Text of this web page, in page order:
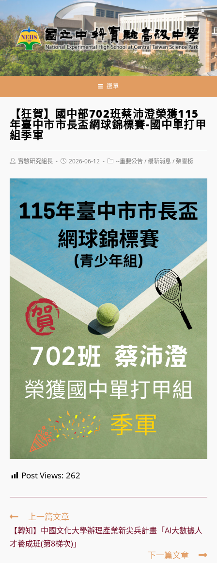
轉
至
主
要
內
選單
【狂賀】國中部702班蔡沛澄榮獲115
年臺中市市長盃網球錦標賽-國中單打甲
組季軍
Post實驗研究組長
Post2026-06-12
Post--重要公告/最新消息 /榮譽榜
Post Views: 262
Read
more
articles
上一篇文章
【轉知】中國文化大學辦理產業新尖兵計畫「AI大數據人
才養成班(第8梯次)」
下一篇文章